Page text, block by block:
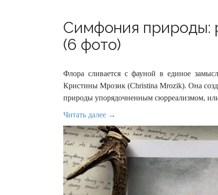
Симфония природы:
(6 фото)
Флора сливается с фауной в единое
Кристины Мрозик (Christina Mrozik). Она
природы упорядочненным сюрреализмом,
Читать далее →